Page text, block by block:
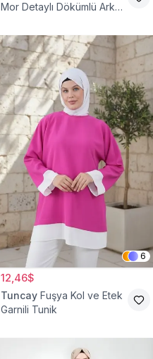
Mor Detaylı Dökümlü Arkası
6
12,46$
Tuncay Fuşya Kol ve Etek
Garnili Tunik